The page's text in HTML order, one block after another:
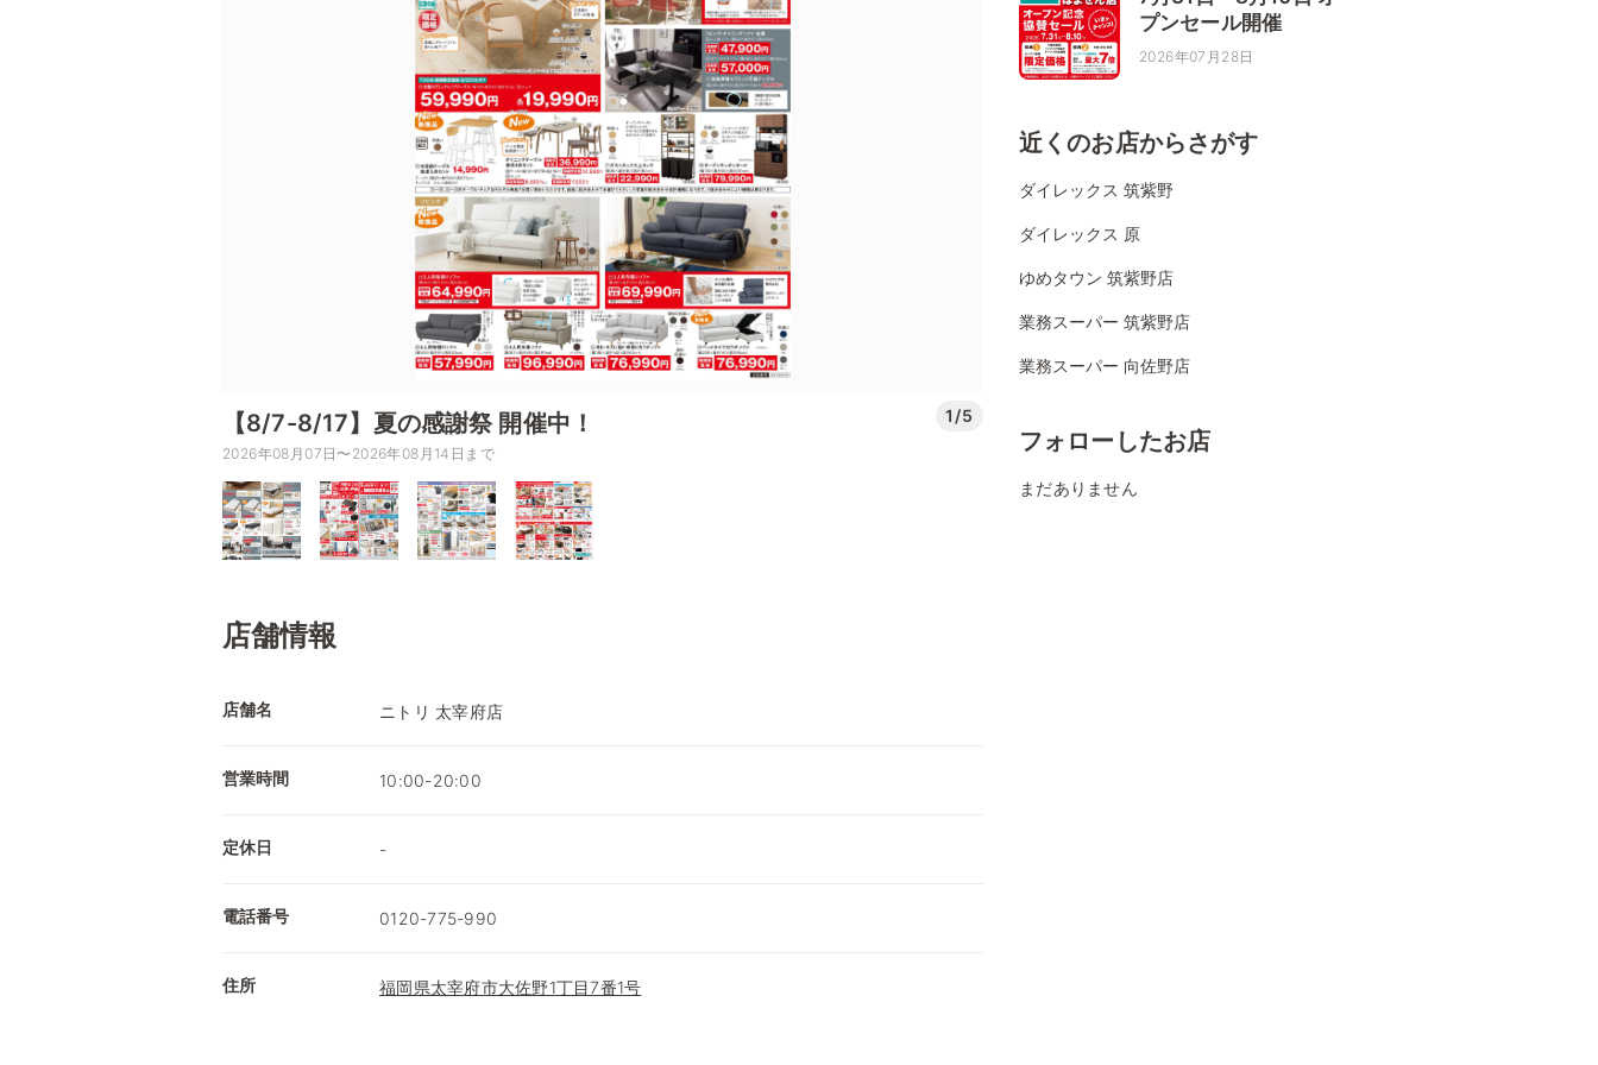
【8/7-8/17】夏の感謝祭 開催中！ 1/5
2026年08月07日〜2026年08月14日まで
店舗情報
店舗名 ニトリ 太宰府店
営業時間 10:00-20:00
定休日 -
電話番号 0120-775-990
住所 福岡県太宰府市大佐野1丁目7番1号
プンセール開催
2026年07月28日
近くのお店からさがす
ダイレックス 筑紫野
ダイレックス 原
ゆめタウン 筑紫野店
業務スーパー 筑紫野店
業務スーパー 向佐野店
フォローしたお店
まだありません